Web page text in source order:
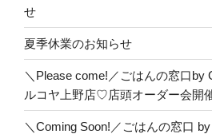
せ
夏季休業のお知らせ
＼Please come!／ごはんの窓口by
ルコヤ上野店♡店頭オーダー会開
＼Coming Soon!／ごはんの窓口